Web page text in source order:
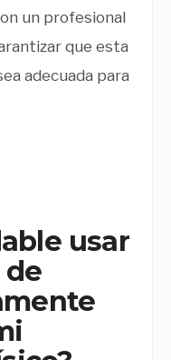
un profesional
que esta
adecuada para
usar